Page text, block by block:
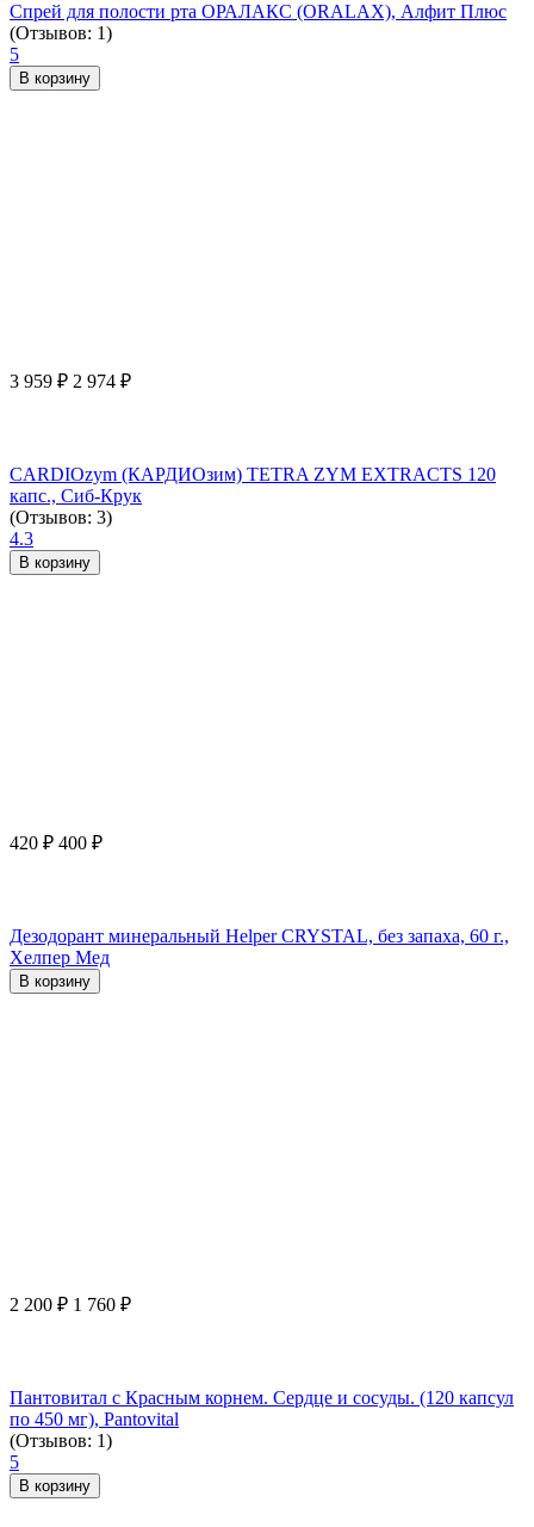
Спрей для полости рта ОРАЛАКС (ORALAX), Алфит Плюс
(Отзывов: 1)
5
В корзину
3 959 ₽ 2 974 ₽
CARDIOzym (КАРДИОзим) TETRA ZYM EXTRACTS 120
капс., Сиб-Крук
(Отзывов: 3)
4.3
В корзину
420 ₽ 400 ₽
Дезодорант минеральный Helper CRYSTAL, без запаха, 60 г.,
Хелпер Мед
В корзину
2 200 ₽ 1 760 ₽
Пантовитал с Красным корнем. Сердце и сосуды. (120 капсул
по 450 мг), Pantovital
(Отзывов: 1)
5
В корзину